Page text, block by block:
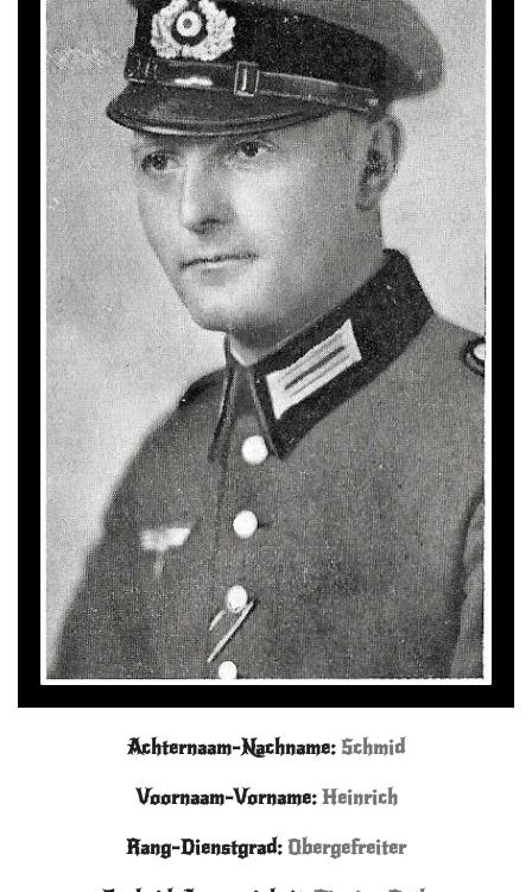
Achternaam-Nachname:Schmid
Voornaam-Vorname:Heinrich
Rang-Dienstgrad:Obergefreiter